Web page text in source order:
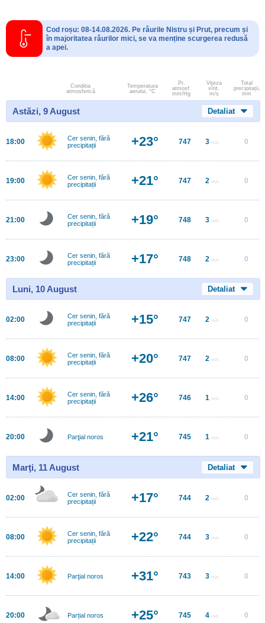
Cod roșu: 08-14.08.2026. Pe râurile Nistru și Prut, precum și
în majoritatea râurilor mici, se va menține scurgerea redusă
a apei.
Conditia
atmosferică
Temperatura
aerului, °C
Pr.
atmosf.
mm/Hg
Viteza
vînt.
m/s
Total
precipitații,
mm
Astăzi, 9 August Detaliat
18:00
Cer senin, fără
precipitații
+23° 747 3 m/s 0
19:00
Cer senin, fără
precipitații
+21° 747 2 m/s 0
21:00
Cer senin, fără
precipitații
+19° 748 3 m/s 0
23:00
Cer senin, fără
precipitații
+17° 748 2 m/s 0
Luni, 10 August Detaliat
02:00
Cer senin, fără
precipitații
+15° 747 2 m/s 0
08:00
Cer senin, fără
precipitații
+20° 747 2 m/s 0
14:00
Cer senin, fără
precipitații
+26° 746 1 m/s 0
20:00 Parţial noros +21° 745 1 m/s 0
Marţi, 11 August Detaliat
02:00
Cer senin, fără
precipitații
+17° 744 2 m/s 0
08:00
Cer senin, fără
precipitații
+22° 744 3 m/s 0
14:00 Parţial noros +31° 743 3 m/s 0
20:00 Parțial noros +25° 745 4 m/s 0